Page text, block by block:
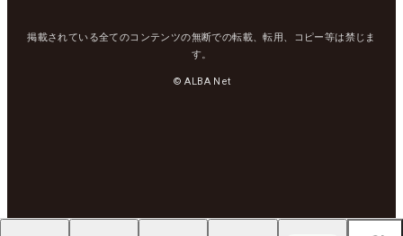
掲載されている全てのコンテンツの無断での転載、転用、コピー等は禁じま
す。
© ALBA Net